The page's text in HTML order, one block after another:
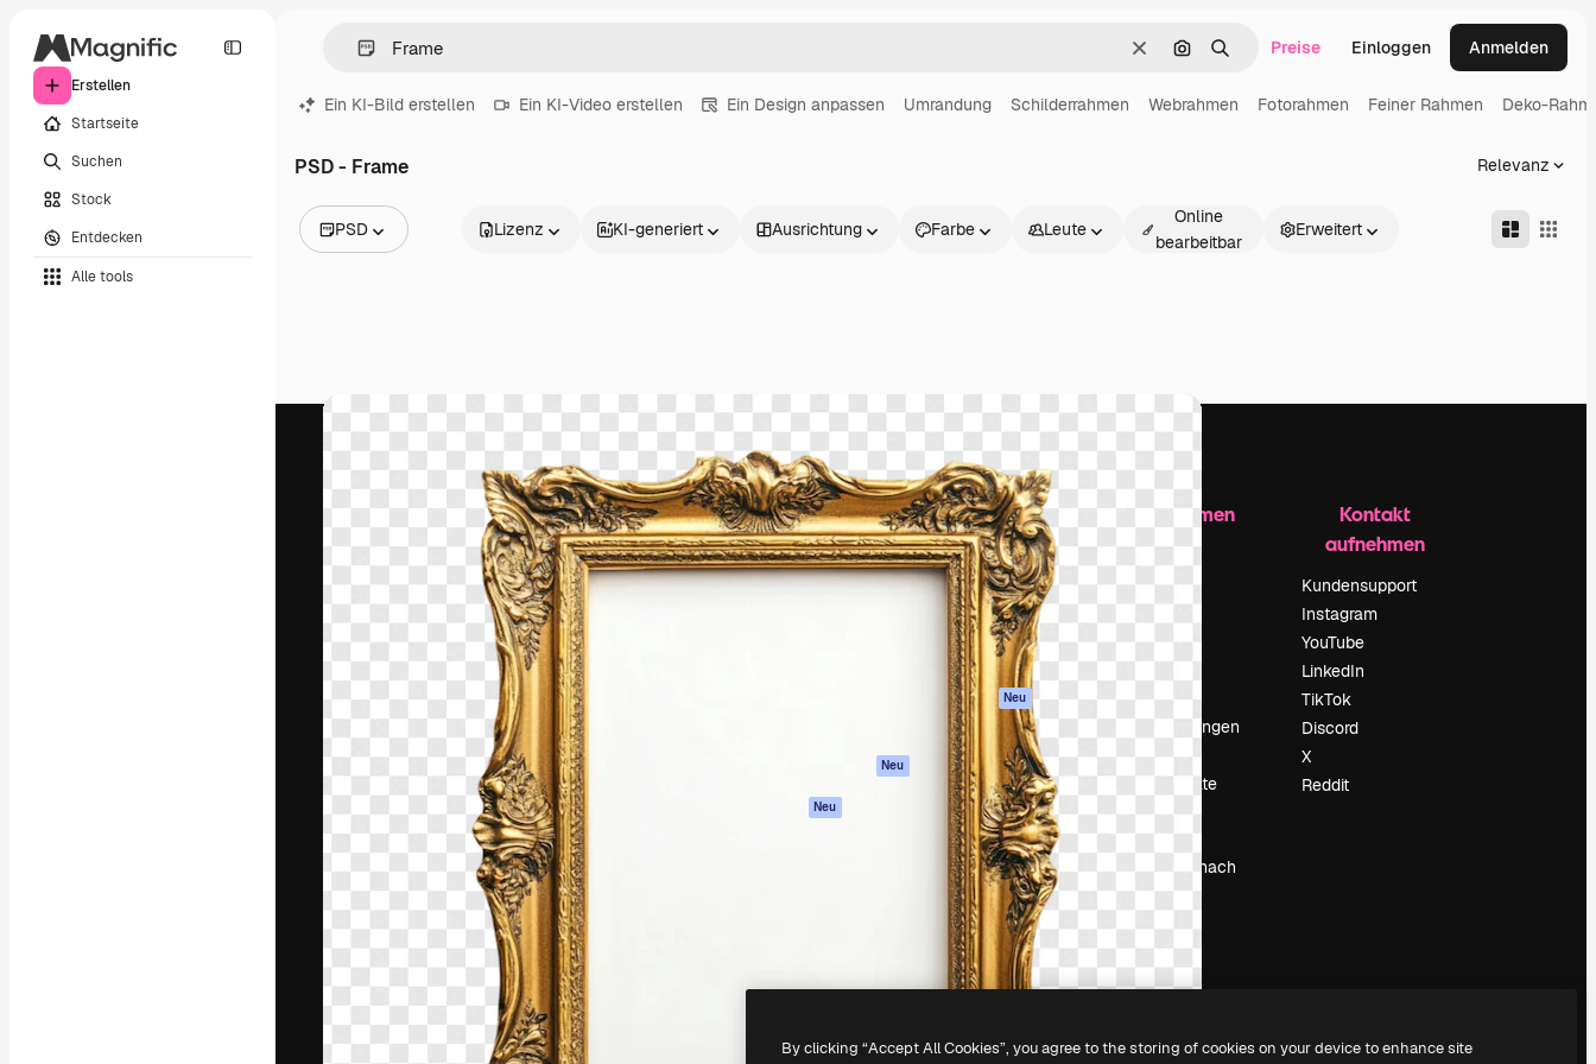
Erstellen
Startseite
Suchen
Stock
Entdecken
Alle tools
LöschenNach Bild suchen
SuchenPreise Einloggen Anmelden
Ein KI-Bild erstellen Ein KI-Video erstellen Ein Design anpassen Umrandung Schilderrahmen Webrahmen Fotorahmen Feiner Rahmen Deko-
PSD - Frame Relevanz
PSD
Videos
Icons
3D-Modelle
Schriftarten
Lizenz KI-generiert Ausrichtung Farbe Leute
Online
bearbeitbar
Erweitert
Die kreative Plattform, um deine beste
Arbeit zu verwirklichen. Mehr als 1 Million
Abonnenten unter Kreativen, Unternehmen,
Agenturen und Studios.
Deutsch
Produkte
Spaces
KI-Assistent
Neu
Neu
Loslegen
Academy
Dokumentation
Support
AGB
Datenschutzerklärung
Originale
Neu
Cookie-Richtlinie
Vertrauenszentrum
Partner
Unternehmen
Unternehmen
Über uns
Karriere
Blog
Veranstaltungen
Slidesgo
Deine Inhalte
verkaufen
Pressesaal
Suchst du nach
magnific.ai
Kontakt
aufnehmen
Kundensupport
Instagram
YouTube
LinkedIn
TikTok
Discord
X
Reddit
Copyright © 2010- 2026Freepik Company S.L.U.
By clicking “Accept All Cookies”, you agree to the storing of cookies on your device to enhance site